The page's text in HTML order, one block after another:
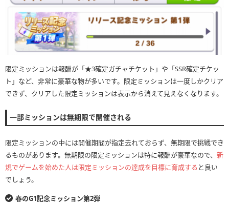
限定ミッションは報酬が「★3確定ガチャチケット」や「SSR確定チケッ
ト」など、非常に豪華な物が多いです。限定ミッションは一度しかクリア
できず、クリアした限定ミッションは表示から消えて見えなくなります。
一部ミッションは無期限で開催される
限定ミッションの中には開催期間が指定去れておらず、無期限で挑戦でき
るものがあります。無期限の限定ミッションは特に報酬が豪華なので、 新
規でゲームを始めた人は限定ミッションの達成を目標に育成する と良い
でしょう。
春のG1記念ミッション第2弾